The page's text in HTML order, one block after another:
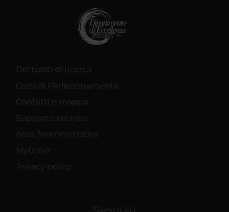
Dottorati di ricerca
Corsi di Perfezionamento
Contatti e mappa
Supporto tecnico
Area Amministrativa
MyUnivr
Privacy policy